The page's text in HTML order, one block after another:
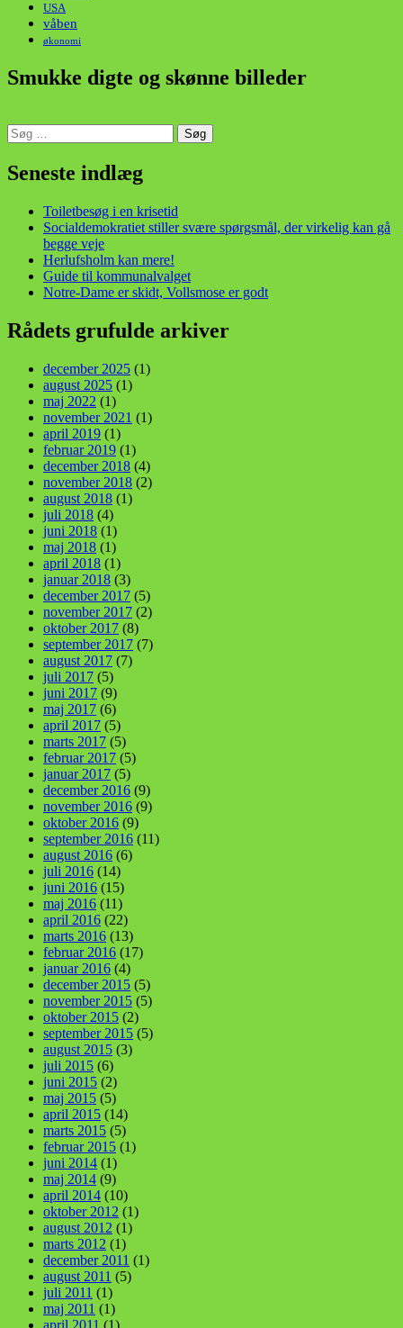
USA
våben
økonomi
Smukke digte og skønne billeder
Søg
efter:
Seneste indlæg
Toiletbesøg i en krisetid
Socialdemokratiet stiller svære spørgsmål, der virkelig kan gå
begge veje
Herlufsholm kan mere!
Guide til kommunalvalget
Notre-Dame er skidt, Vollsmose er godt
Rådets grufulde arkiver
december 2025 (1)
august 2025 (1)
maj 2022 (1)
november 2021 (1)
april 2019 (1)
februar 2019 (1)
december 2018 (4)
november 2018 (2)
august 2018 (1)
juli 2018 (4)
juni 2018 (1)
maj 2018 (1)
april 2018 (1)
januar 2018 (3)
december 2017 (5)
november 2017 (2)
oktober 2017 (8)
september 2017 (7)
august 2017 (7)
juli 2017 (5)
juni 2017 (9)
maj 2017 (6)
april 2017 (5)
marts 2017 (5)
februar 2017 (5)
januar 2017 (5)
december 2016 (9)
november 2016 (9)
oktober 2016 (9)
september 2016 (11)
august 2016 (6)
juli 2016 (14)
juni 2016 (15)
maj 2016 (11)
april 2016 (22)
marts 2016 (13)
februar 2016 (17)
januar 2016 (4)
december 2015 (5)
november 2015 (5)
oktober 2015 (2)
september 2015 (5)
august 2015 (3)
juli 2015 (6)
juni 2015 (2)
maj 2015 (5)
april 2015 (14)
marts 2015 (5)
februar 2015 (1)
juni 2014 (1)
maj 2014 (9)
april 2014 (10)
oktober 2012 (1)
august 2012 (1)
marts 2012 (1)
december 2011 (1)
august 2011 (5)
juli 2011 (1)
maj 2011 (1)
april 2011 (1)